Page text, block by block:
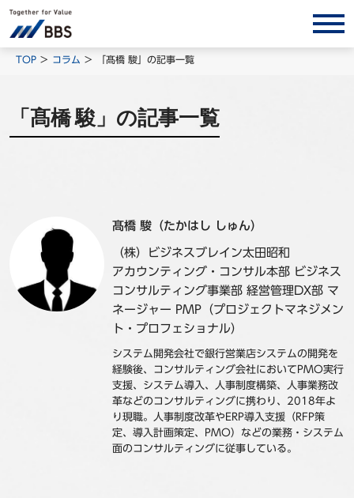
サービス/ソリューション
製品・ソリューション
BPO
ホワイトペーパー
調査レポート
対談/鼎談
BBS Group News
出版書籍
事例
セミナ−
ニュース
TOP コラム 「髙橋 駿」の記事一覧
「髙橋 駿」の記事一覧
髙橋 駿（たかはし しゅん）
（株）ビジネスブレイン太田昭和
アカウンティング・コンサル本部 ビジネス
コンサルティング事業部 経営管理DX部 マ
ネージャー PMP（プロジェクトマネジメン
ト・プロフェショナル）
システム開発会社で銀行営業店システムの開発を
経験後、コンサルティング会社においてPMO実行
支援、システム導入、人事制度構築、人事業務改
革などのコンサルティングに携わり、2018年よ
り現職。人事制度改革やERP導入支援（RFP策
定、導入計画策定、PMO）などの業務・システム
面のコンサルティングに従事している。